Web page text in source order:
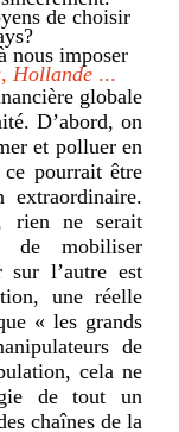
de choisir
nous imposer
, Hollande...
globale
D’abord, on
et polluer en
pourrait être
extraordinaire.
rien ne serait
de mobiliser
sur l’autre est
une réelle
« les grands
de
cela ne
de tout un
chaînes de la